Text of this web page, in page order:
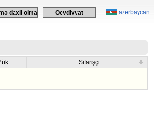
azərbaycan
daxil olma Qeydiyyat
Sifarişçi